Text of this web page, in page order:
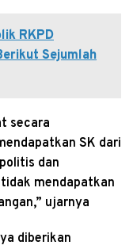
RKPD
Sejumlah
secara
SK dari
dan
mendapatkan
ujarnya
diberikan